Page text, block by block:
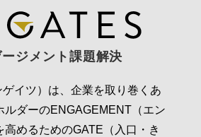
ジメント課題解決
イツ）は、企業を取り巻くあ
ルダーのENGAGEMENT（エン
高めるためのGATE（入口・き